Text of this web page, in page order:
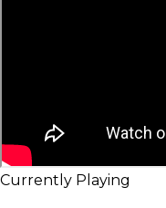
Currently Playing